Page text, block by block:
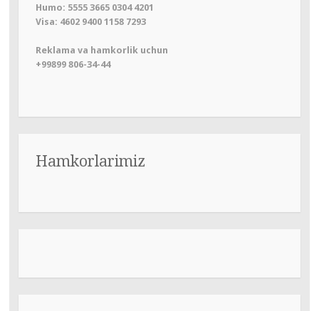
Humo: 5555 3665 0304 4201
Visa: 4602 9400 1158 7293
Reklama va hamkorlik uchun
+99899 806-34-44
Hamkorlarimiz